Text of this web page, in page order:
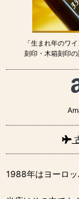
「生まれ年のワ
刻印・木箱刻印
1988年はヨーロッ